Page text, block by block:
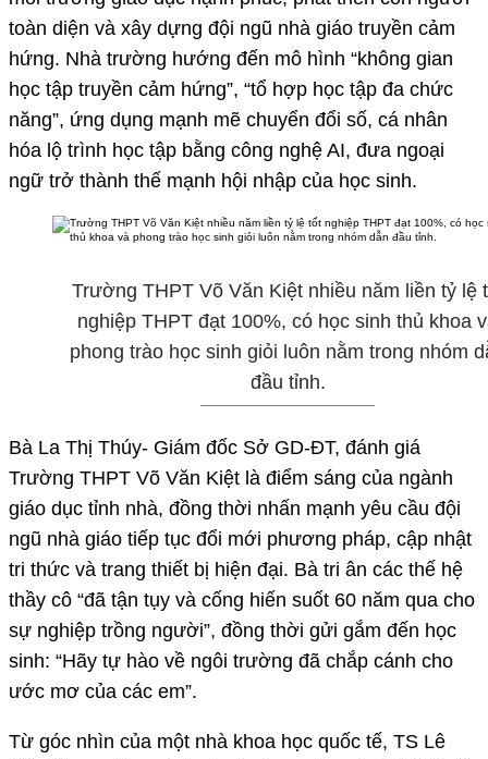
toàn diện và xây dựng đội ngũ nhà giáo truyền cảm
hứng. Nhà trường hướng đến mô hình “không gian
học tập truyền cảm hứng”, “tổ hợp học tập đa chức
năng”, ứng dụng mạnh mẽ chuyển đổi số, cá nhân
hóa lộ trình học tập bằng công nghệ AI, đưa ngoại
ngữ trở thành thế mạnh hội nhập của học sinh.
Trường THPT Võ Văn Kiệt nhiều năm liền tỷ lệ
nghiệp THPT đạt 100%, có học sinh thủ khoa
phong trào học sinh giỏi luôn nằm trong nhóm
đầu tỉnh.
Bà La Thị Thúy- Giám đốc Sở GD-ĐT, đánh giá
Trường THPT Võ Văn Kiệt là điểm sáng của ngành
giáo dục tỉnh nhà, đồng thời nhấn mạnh yêu cầu đội
ngũ nhà giáo tiếp tục đổi mới phương pháp, cập nhật
tri thức và trang thiết bị hiện đại. Bà tri ân các thế hệ
thầy cô “đã tận tụy và cống hiến suốt 60 năm qua cho
sự nghiệp trồng người”, đồng thời gửi gắm đến học
sinh: “Hãy tự hào về ngôi trường đã chắp cánh cho
ước mơ của các em”.
Từ góc nhìn của một nhà khoa học quốc tế, TS Lê